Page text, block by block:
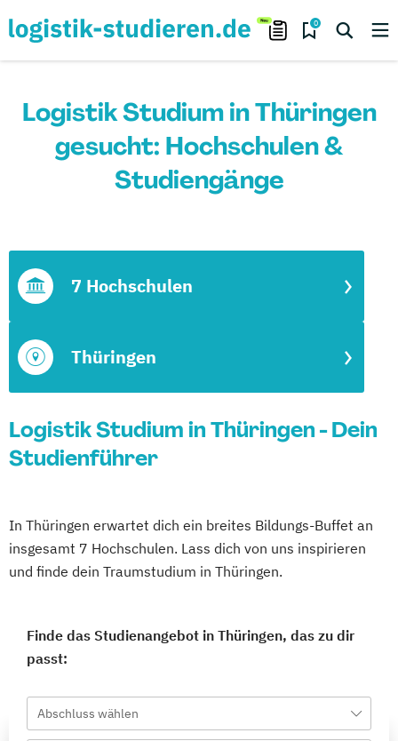
0
Logistik Studium in Thüringen
gesucht: Hochschulen &
Studiengänge
Thüringen
7 Hochschulen
Logistik Studium in Thüringen - Dein
Studienführer
In Thüringen erwartet dich ein breites Bildungs-Buffet an
insgesamt 7 Hochschulen. Lass dich von uns inspirieren
und finde dein Traumstudium in Thüringen.
Finde das Studienangebot in Thüringen, das zu dir
passt:
Abschluss wählen